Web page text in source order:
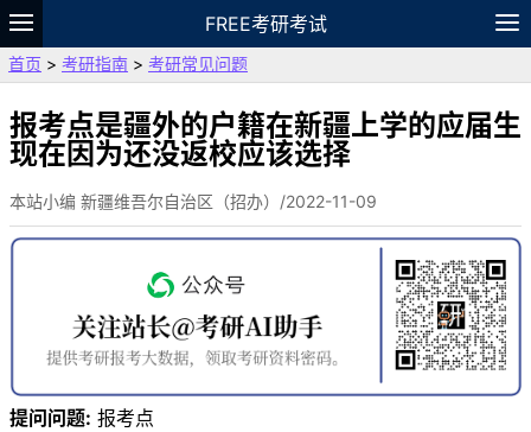
FREE考研考试
题库
故事 专题 APP
VIP
资料
首页 > 考研指南 > 考研常见问题
报考点是疆外的户籍在新疆上学的应届生
现在因为还没返校应该选择
本站小编 新疆维吾尔自治区（招办）/2022-11-09
提问问题: 报考点